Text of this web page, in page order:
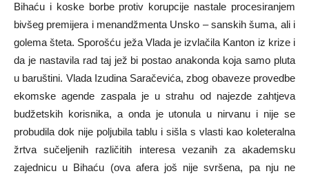
Bihaću i koske borbe protiv korupcije nastale procesiranjem
bivšeg premijera i menandžmenta Unsko – sanskih šuma, ali i
golema šteta. Sporošću ježa Vlada je izvlačila Kanton iz krize i
da je nastavila rad taj jež bi postao anakonda koja samo pluta
u baruštini. Vlada Izudina Saračevića, zbog obaveze provedbe
ekomske agende zaspala je u strahu od najezde zahtjeva
budžetskih korisnika, a onda je utonula u nirvanu i nije se
probudila dok nije poljubila tablu i sišla s vlasti kao koleteralna
žrtva sučeljenih različitih interesa vezanih za akademsku
zajednicu u Bihaću (ova afera još nije svršena, pa nju ne